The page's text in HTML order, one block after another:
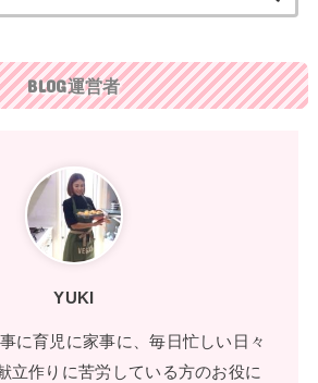
索:
BLOG運営者
YUKI
に育児に家事に、毎日忙しい日々
立作りに苦労している方のお役に